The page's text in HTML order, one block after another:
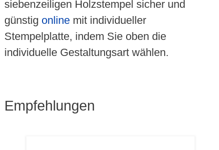
siebenzeiligen Holzstempel sicher und
günstig onlinemit individueller
Stempelplatte, indem Sie oben die
individuelle Gestaltungsart wählen.
Empfehlungen